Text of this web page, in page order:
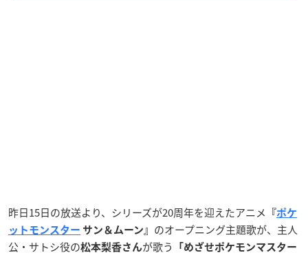
昨日15日の放送より、シリーズが20周年を迎えたアニメ 『ポケ
ットモンスター サン＆ムーン』 のオープニング主題歌が、主人
公・サトシ役の松本梨香さんが歌う
「めざせポケモンマスター